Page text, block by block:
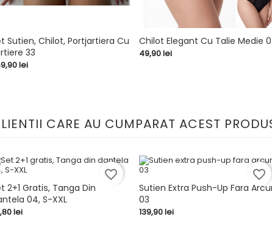
Sutien, Chilot, Portjartiera Cu
33
lei
shopping_cart
Chilot Elegant Cu Talie Medie
Pret
49,90 lei
shopping_cart
CARE AU CUMPARAT ACEST
2+1 Gratis, Tanga Din
04, S-XXL
lei
shopping_cart
favorite_border
Sutien Extra Push-Up Fara
03
Pret
139,90 lei
shopping_cart
favorite_border